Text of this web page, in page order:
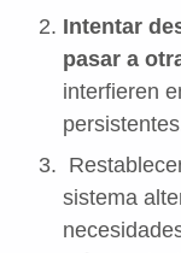
Intentar
pasar a
interfieren
sistema